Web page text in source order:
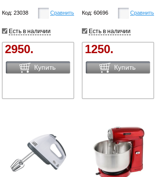
Код: 23038 Сравнить
Есть в наличии
2950.
Купить
Код: 60696 Сравнить
Есть в наличии
1250.
Купить